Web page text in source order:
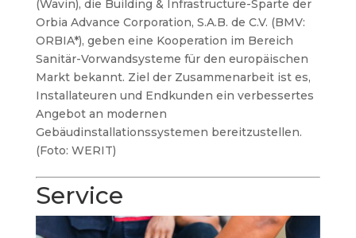
(Wavin), die Building & Infrastructure-Sparte der
Orbia Advance Corporation, S.A.B. de C.V. (BMV:
ORBIA*), geben eine Kooperation im Bereich
Sanitär-Vorwandsysteme für den europäischen
Markt bekannt. Ziel der Zusammenarbeit ist es,
Installateuren und Endkunden ein verbessertes
Angebot an modernen
Gebäudinstallationssystemen bereitzustellen.
(Foto: WERIT)
Service